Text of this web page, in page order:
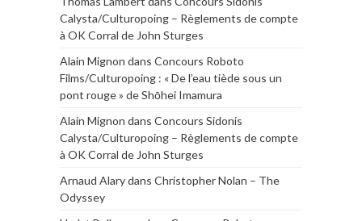
Calysta/Culturopoing – Règlements de compte
à OK Corral de John Sturges
Alain Mignon dans Concours Roboto
Films/Culturopoing : « De l’eau tiède sous un
pont rouge » de Shōhei Imamura
Alain Mignon dans Concours Sidonis
Calysta/Culturopoing – Règlements de compte
à OK Corral de John Sturges
Arnaud Alarydans Christopher Nolan – The
Odyssey